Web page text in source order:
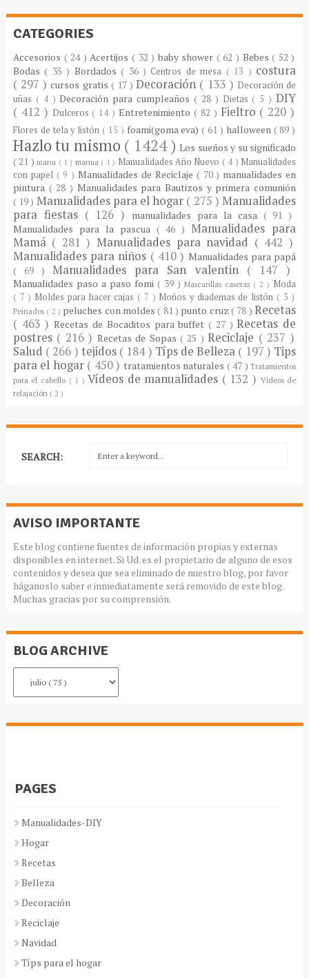
CATEGORIES
Accesorios ( 24 )Acertijos ( 32 ) baby shower ( 62 ) Bebes( 52 )
Bodas( 35 ) Bordados( 36 ) Centros de mesa ( 13 ) costura
( 297 )cursos gratis ( 17 )Decoración ( 133 ) Decoración de
uñas ( 4 )Decoración para cumpleaños( 28 ) Dietas ( 5 )DIY
( 412 ) Dulceros ( 14 )Entretenimiento ( 82 ) Fieltro ( 220 )
Flores de tela y listón ( 15 ) foami(goma eva)( 61 ) halloween ( 89 )
Hazlo tu mismo ( 1424 )Los sueños y su significado
( 21 )manu ( 1 ) manua ( 1 ) Manualidades Año Nuevo ( 4 ) Manualidades
con papel ( 9 )Manualidades de Reciclaje ( 70 ) manualidades en
pintura ( 28 ) Manualidades para Bautizos y primera comunión
( 19 ) Manualidades para el hogar ( 275 )Manualidades
para fiestas ( 126 ) manualidades para la casa ( 91 )
Manualidades para la pascua ( 46 )Manualidades para
Mamá ( 281 ) Manualidades para navidad ( 442 )
Manualidades para niños ( 410 ) Manualidades para papá
( 69 )Manualidades para San valentin ( 147 )
Manualidades paso a paso fomi ( 39 )Mascarillas caseras ( 2 ) Moda
( 7 ) Moldes para hacer cajas ( 7 ) Moños y diademas de listón ( 3 )
Peinados ( 2 ) peluches con moldes( 81 ) punto cruz( 78 )Recetas
( 463 )Recetas de Bocaditos para buffet( 27 )Recetas de
postres ( 216 ) Recetas de Sopas( 25 )Reciclaje ( 237 )
Salud ( 266 ) tejidos ( 184 ) Típs de Belleza ( 197 ) Tips
para el hogar ( 450 ) tratamientos naturales ( 47 )Tratamientos
para el cabello ( 1 ) Vídeos de manualidades ( 132 ) Vídeos de
relajación ( 2 )
SEARCH:
AVISO IMPORTANTE
Este blog contiene fuentes de información propias y externas
disponibles en internet. Si Ud. es el propietario de alguno de esos
contenidos y desea que sea eliminado de nuestro blog, por favor
háganoslo saber e inmediatamente será removido de este blog.
Muchas gracias por su comprensión.
BLOG ARCHIVE
PAGES
Manualidades-DIY
Hogar
Recetas
Belleza
Decoración
Reciclaje
Navidad
Típs para el hogar